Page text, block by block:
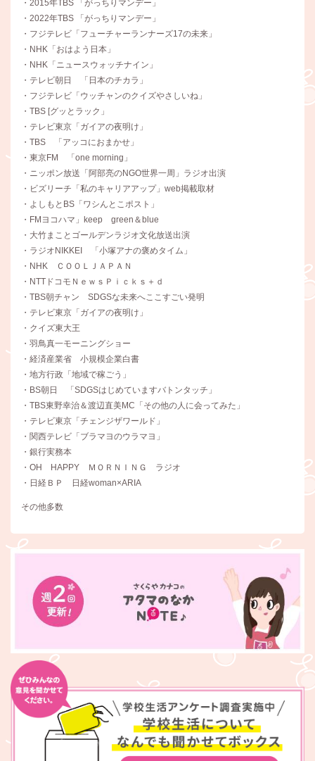
・2015年TBS 「がっちりマンデー」
・2022年TBS 「がっちりマンデー」
・フジテレビ「フューチャーランナーズ17の未来」
・NHK「おはよう日本」
・NHK「ニュースウォッチナイン」
・テレビ朝日 「日本のチカラ」
・フジテレビ「ウッチャンのクイズやさしいね」
・TBS [グッとラック」
・テレビ東京「ガイアの夜明け」
・TBS 「アッコにおまかせ」
・東京FM 「one morning」
・ニッポン放送「阿部亮のNGO世界一周」ラジオ出演
・ビズリーチ「私のキャリアアップ」web掲載取材
・よしもとBS「ワシんとこポスト」
・FMヨコハマ」keep green＆blue
・大竹まことゴールデンラジオ文化放送出演
・ラジオNIKKEI 「小塚アナの褒めタイム」
・NHK ＣＯＯＬＪＡＰＡＮ
・NTTドコモＮｅｗｓＰｉｃｋｓ＋ｄ
・TBS朝チャン SDGSな未来へここすごい発明
・テレビ東京「ガイアの夜明け」
・クイズ東大王
・羽鳥真一モーニングショー
・経済産業省 小規模企業白書
・地方行政「地域で稼ごう」
・BS朝日 「SDGSはじめていますバトンタッチ」
・TBS東野幸治＆渡辺直美MC「その他の人に会ってみた」
・テレビ東京「チェンジザワールド」
・関西テレビ「ブラマヨのウラマヨ」
・銀行実務本
・OH HAPPY ＭＯＲＮＩＮＧ ラジオ
・日経ＢＰ 日経woman×ARIA
その他多数